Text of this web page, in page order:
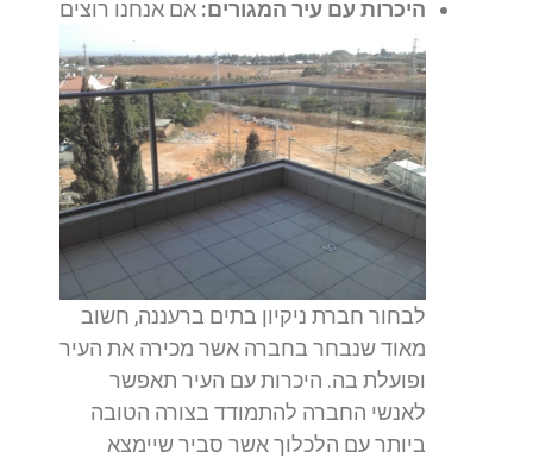
היכרות עם עיר המגורים: אם אנחנו רוצים
לבחור חברת ניקיון בתים ברעננה, חשוב
מאוד שנבחר בחברה אשר מכירה את העיר
ופועלת בה. היכרות עם העיר תאפשר
לאנשי החברה להתמודד בצורה הטובה
ביותר עם הלכלוך אשר סביר שיימצא